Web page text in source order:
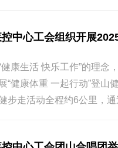
中心工会组织开展
健康生活 快乐工作”的理
“健康体重 一起行动”登
步走活动全程约6公里，